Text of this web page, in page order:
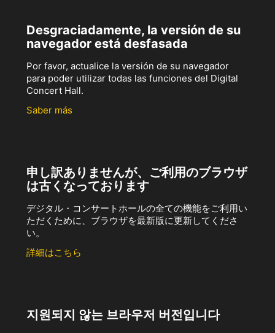
Desgraciadamente, la versión de su
navegador está desfasada
Por favor, actualice la versión de su navegador
para poder utilizar todas las funciones del Digital
Concert Hall.
Saber más
申し訳ありませんが、ご利用のブラウザ
は古くなっております
デジタル・コンサートホールの全ての機能をご利用い
ただくために、ブラウザを最新版に更新してくださ
い。
詳細はこちら
지원되지 않는 브라우저 버전입니다